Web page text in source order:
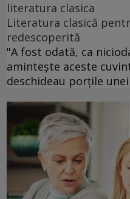
literatura clasica
Literatura clasică
redescoperită
"A fost odată, ca
amintește aceste
deschideau porțile